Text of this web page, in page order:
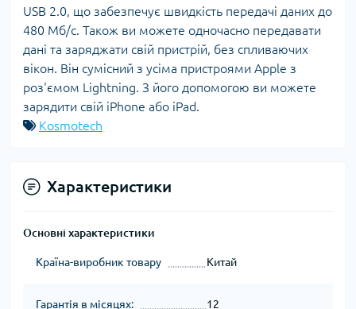
USB 2.0, що забезпечує швидкість передачі даних до
480 Мб/с. Також ви можете одночасно передавати
дані та заряджати свій пристрій, без спливаючих
вікон. Він сумісний з усіма пристроями Apple з
роз'ємом Lightning. З його допомогою ви можете
зарядити свій iPhone або iPad.
Kosmotech
Характеристики
Основні характеристики
Країна-виробник товару Китай
Гарантія в місяцях: 12